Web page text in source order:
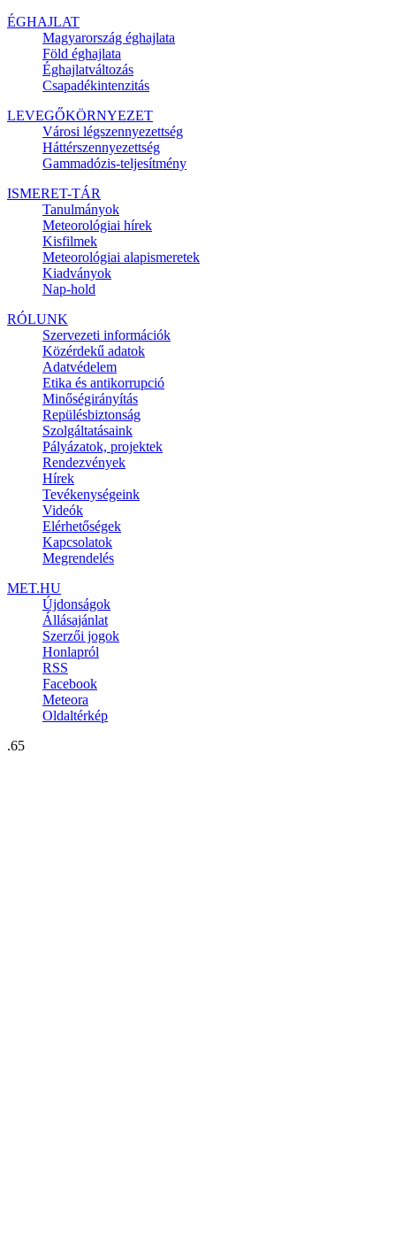
ÉGHAJLAT
Magyarország éghajlata
Föld éghajlata
Éghajlatváltozás
Csapadékintenzitás
LEVEGŐKÖRNYEZET
Városi légszennyezettség
Háttérszennyezettség
Gammadózis-teljesítmény
ISMERET-TÁR
Tanulmányok
Meteorológiai hírek
Kisfilmek
Meteorológiai alapismeretek
Kiadványok
Nap-hold
RÓLUNK
Szervezeti információk
Közérdekű adatok
Adatvédelem
Etika és antikorrupció
Minőségirányítás
Repülésbiztonság
Szolgáltatásaink
Pályázatok, projektek
Rendezvények
Hírek
Tevékenységeink
Videók
Elérhetőségek
Kapcsolatok
Megrendelés
MET.HU
Újdonságok
Állásajánlat
Szerzői jogok
Honlapról
RSS
Facebook
Meteora
Oldaltérkép
.65